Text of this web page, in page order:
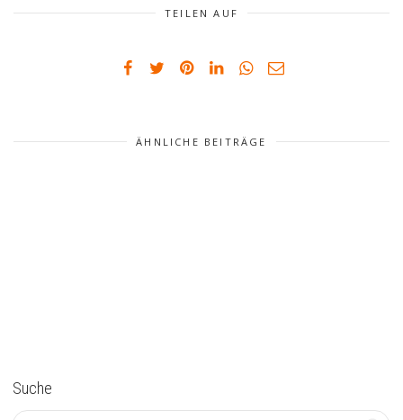
TEILEN AUF
ÄHNLICHE BEITRÄGE
Suche